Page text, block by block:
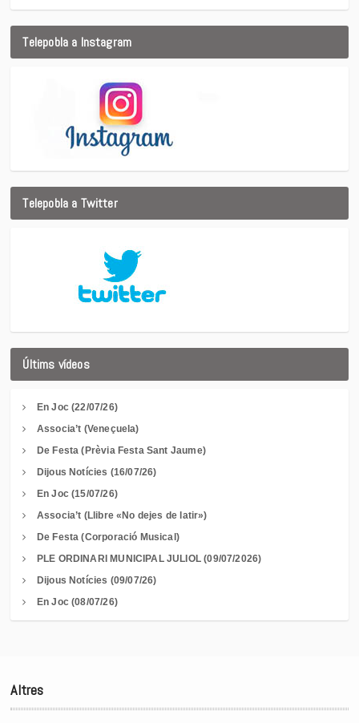
Telepobla a Instagram
Telepobla a Twitter
Últims vídeos
En Joc (22/07/26)
Associa’t (Veneçuela)
De Festa (Prèvia Festa Sant Jaume)
Dijous Notícies (16/07/26)
En Joc (15/07/26)
Associa’t (Llibre «No dejes de latir»)
De Festa (Corporació Musical)
PLE ORDINARI MUNICIPAL JULIOL (09/07/2026)
Dijous Notícies (09/07/26)
En Joc (08/07/26)
Altres